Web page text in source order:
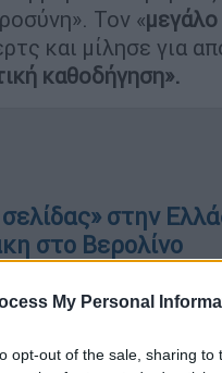
My Personal
opt-out of the sale, sharing
Τον «μεγάλο
και μίλησε για
καθοδήγηση».
στην
στο Βερολίνο
statesman»